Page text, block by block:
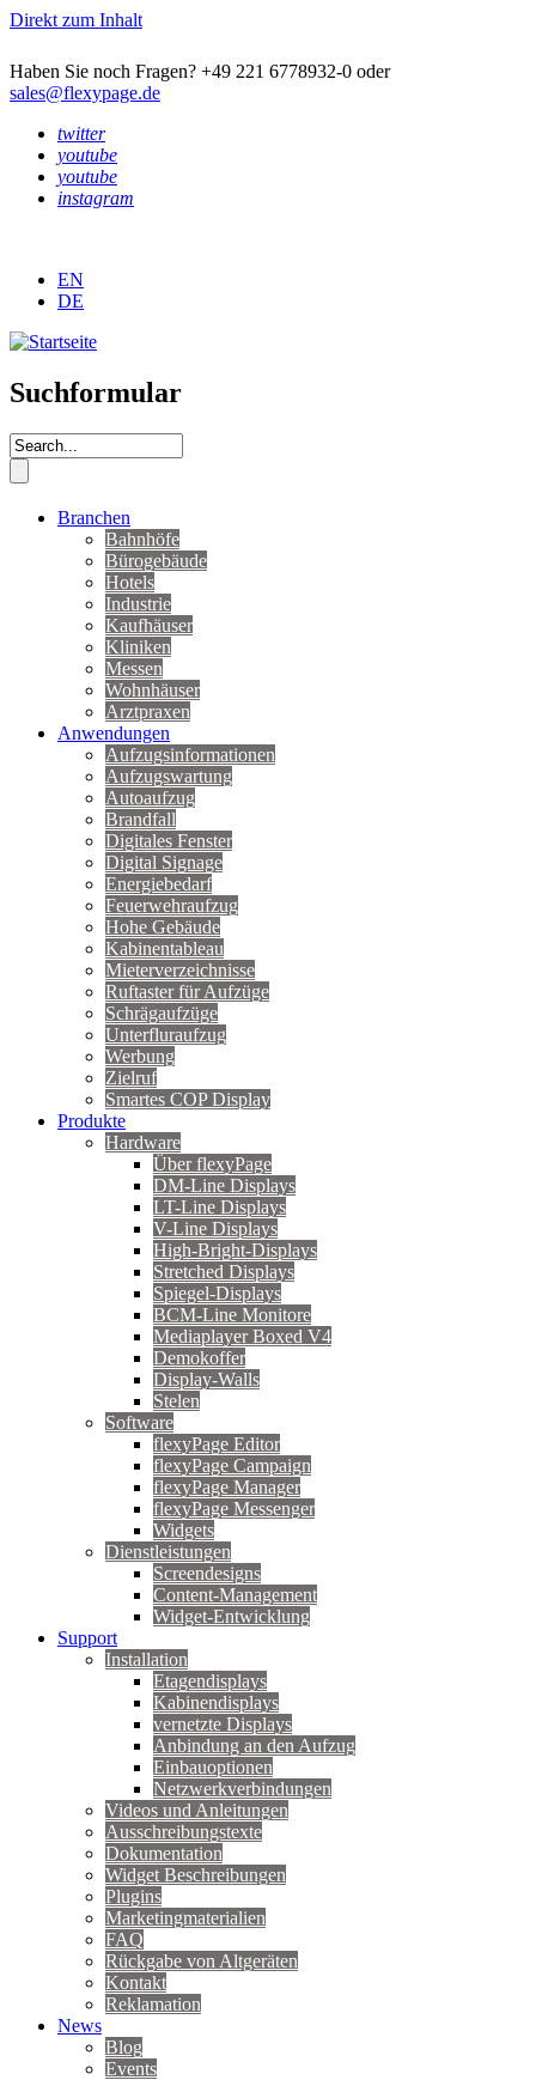
Direkt zum Inhalt
Haben Sie noch Fragen? +49 221 6778932-0 oder
sales@flexypage.de
twitter
youtube
youtube
instagram
EN
DE
Suchformular
Branchen
Bahnhöfe
Bürogebäude
Hotels
Industrie
Kaufhäuser
Kliniken
Messen
Wohnhäuser
Arztpraxen
Anwendungen
Aufzugsinformationen
Aufzugswartung
Autoaufzug
Brandfall
Digitales Fenster
Digital Signage
Energiebedarf
Feuerwehraufzug
Hohe Gebäude
Kabinentableau
Mieterverzeichnisse
Ruftaster für Aufzüge
Schrägaufzüge
Unterfluraufzug
Werbung
Zielruf
Smartes COP Display
Produkte
Hardware
Über flexyPage
DM-Line Displays
LT-Line Displays
V-Line Displays
High-Bright-Displays
Stretched Displays
Spiegel-Displays
BCM-Line Monitore
Mediaplayer Boxed V4
Demokoffer
Display-Walls
Stelen
Software
flexyPage Editor
flexyPage Campaign
flexyPage Manager
flexyPage Messenger
Widgets
Dienstleistungen
Screendesigns
Content-Management
Widget-Entwicklung
Support
Installation
Etagendisplays
Kabinendisplays
vernetzte Displays
Anbindung an den Aufzug
Einbauoptionen
Netzwerkverbindungen
Videos und Anleitungen
Ausschreibungstexte
Dokumentation
Widget Beschreibungen
Plugins
Marketingmaterialien
FAQ
Rückgabe von Altgeräten
Kontakt
Reklamation
News
Blog
Events